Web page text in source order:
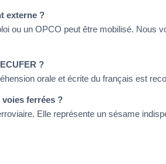
externe ?
ou un OPCO peut être mobilisé. Nous
?
orale et écrite du français est
ferrées ?
Elle représente un sésame